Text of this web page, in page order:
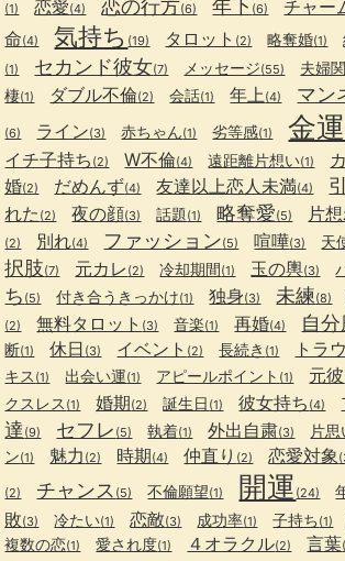
(1) 恋愛(4) 恋の行方(6) 年下(6) チャー
命(4) 気持ち (19) タロット (2) 略奪婚(1)
(1) セカンド彼女(7) メッセージ(55) 夫婦
棲(1) ダブル不倫(2) 会話(1) 年上 (4) マン
(6) ライン(3) 赤ちゃん(1) 劣等感(1) 金運
イチ子持ち (2) W不倫(4) 遠距離片想い(1)
婚(2) だめんず(4) 友達以上恋人未満(4)
れた (2) 夜の顔(3) 話題(1) 略奪愛(5) 片
(2) 別れ(4) ファッション(5) 喧嘩(3) 天
択肢(7) 元カレ (2) 冷却期間(1) 玉の輿(3)
ち (5) 付き合うきっかけ(1) 独身(3) 未練(8)
(2) 無料タロット (3) 音楽(1) 再婚(4) 自分
断(1) 休日 (3) イベント (2) 長続き (1) トラ
キス (1) 出会い運(1) アピールポイント (1) 元彼
クスレス (1) 婚期(2) 誕生日 (1) 彼女持ち (4)
達 (9) セフレ (5) 執着(1) 外出自粛(3)
片
ン(1) 魅力 (2) 時期(4) 仲直り (2) 恋愛対象
(2) チャンス (5) 不倫願望(1) 開運 (24)
敗(3) 冷たい(1) 恋敵(3) 成功率(1) 子持ち(1)
複数の恋(1) 愛され度(1) ４オラクル(2) 言葉